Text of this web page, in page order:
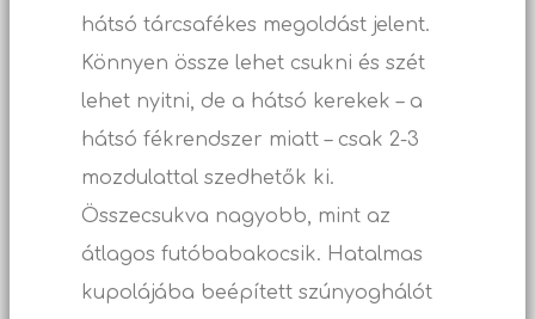
hátsó tárcsafékes megoldást jelent.
Könnyen össze lehet csukni és szét
lehet nyitni, de a hátsó kerekek – a
hátsó fékrendszer miatt – csak 2-3
mozdulattal szedhetők ki.
Összecsukva nagyobb, mint az
átlagos futóbabakocsik. Hatalmas
kupolájába beépített szúnyoghálót